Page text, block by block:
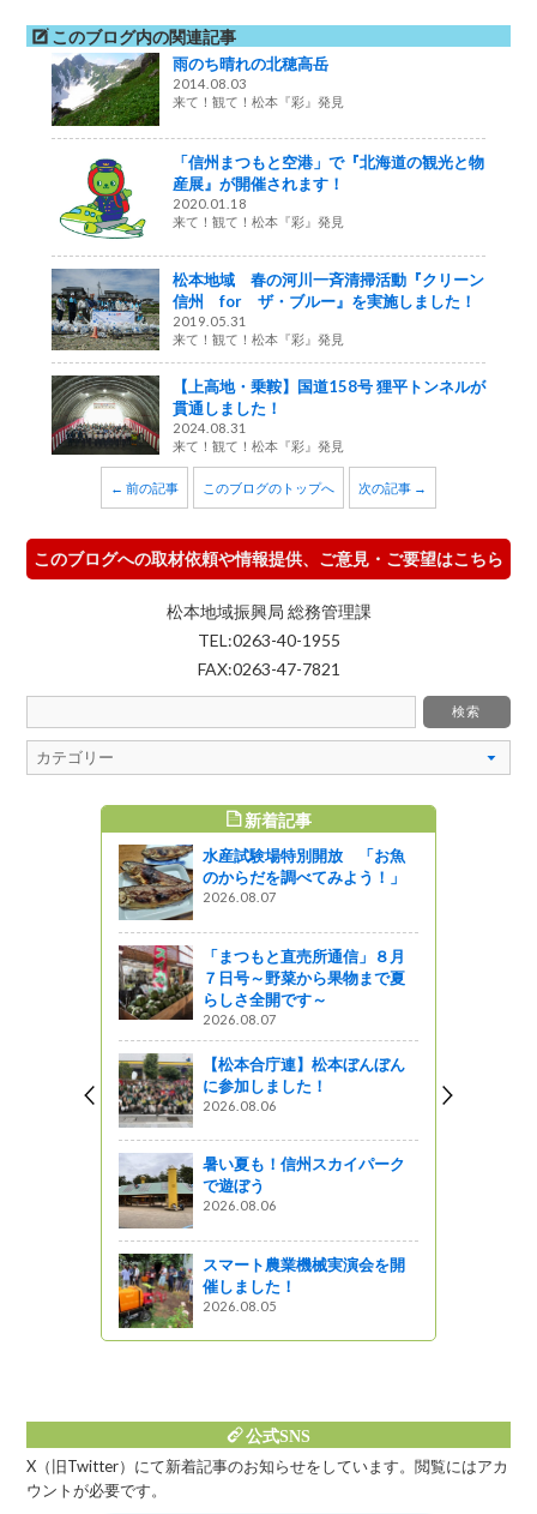
このブログ内の関連記事
雨のち晴れの北穂高岳
2014.08.03
来て！観て！松本『彩』発見
「信州まつもと空港」で『北海道の観光と物
産展』が開催されます！
2020.01.18
来て！観て！松本『彩』発見
松本地域 春の河川一斉清掃活動『クリーン
信州 for ザ・ブルー』を実施しました！
2019.05.31
来て！観て！松本『彩』発見
【上高地・乗鞍】国道158号 狸平トンネルが
貫通しました！
2024.08.31
来て！観て！松本『彩』発見
← 前の記事 このブログのトップへ 次の記事 →
このブログへの取材依頼や情報提供、ご意見・ご要望はこちら
松本地域振興局 総務管理課
TEL:0263-40-1955
FAX:0263-47-7821
新着記事
水産試験場特別開放 「お魚
のからだを調べてみよう！」
2026.08.07
「まつもと直売所通信」８月
７日号～野菜から果物まで夏
らしさ全開です～
2026.08.07
【松本合庁連】松本ぼんぼん
に参加しました！
2026.08.06
暑い夏も！信州スカイパーク
で遊ぼう
2026.08.06
スマート農業機械実演会を開
催しました！
2026.08.05
公式SNS
X（旧Twitter）にて新着記事のお知らせをしています。閲覧にはアカ
ウントが必要です。